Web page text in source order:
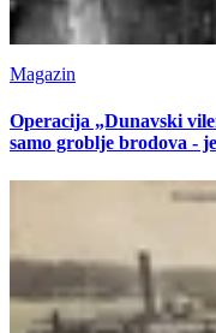
Magazin
Operacija „Dunavski
samo groblje brodova -